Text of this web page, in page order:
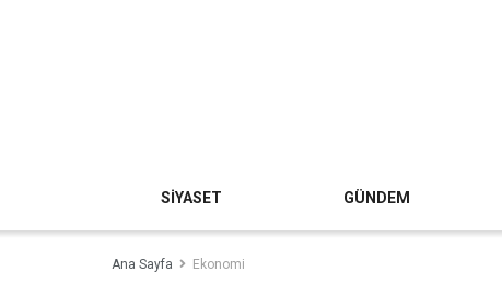
SİYASET GÜNDEM
Ana Sayfa Ekonomi